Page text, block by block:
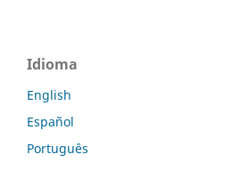
Idioma
English
Español
Português